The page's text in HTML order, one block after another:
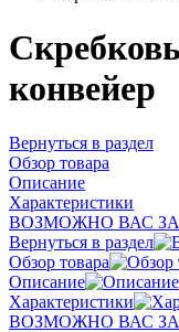
конвейер
Вернуться в раздел
Обзор товара
Описание
Характеристики
ВОЗМОЖНО ВАС
Вернуться в раздел
Обзор товара
Описание
Характеристики
ВОЗМОЖНО ВАС